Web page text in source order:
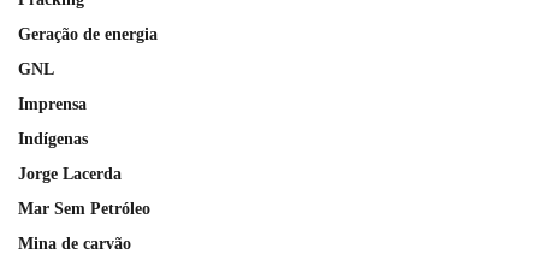
Geração de energia
GNL
Imprensa
Indígenas
Jorge Lacerda
Mar Sem Petróleo
Mina de carvão